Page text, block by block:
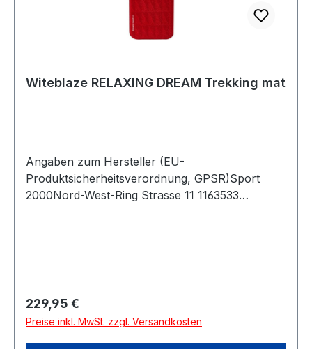
Witeblaze RELAXING DREAM Trekking mat
Angaben zum Hersteller (EU-
Produktsicherheitsverordnung, GPSR)Sport
2000Nord-West-Ring Strasse 11 1163533
Regulärer Preis:
229,95 €
Preise inkl. MwSt. zzgl. Versandkosten